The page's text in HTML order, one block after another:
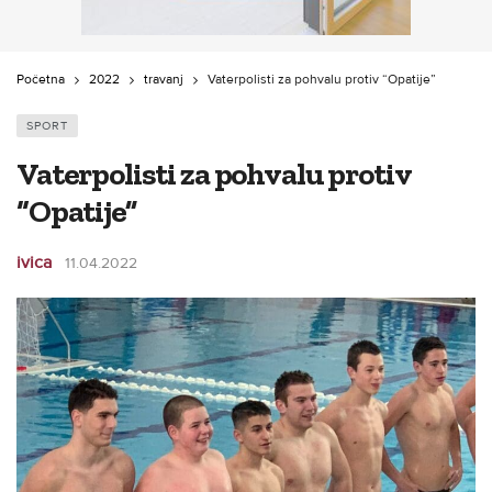
Početna 2022 travanj Vaterpolisti za pohvalu protiv “Opatije”
SPORT
Vaterpolisti za pohvalu protiv
“Opatije”
ivica 11.04.2022